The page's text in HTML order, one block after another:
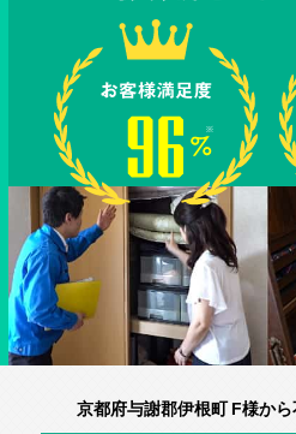
京都府与謝郡伊根町 F様か